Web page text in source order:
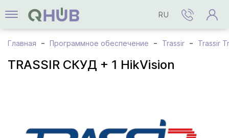
RU
Главная Программное обеспечение Trassir Trassir
TRASSIR СКУД + 1 HikVision